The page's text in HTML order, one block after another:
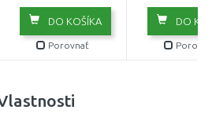
DO KOŠÍKA
Porovnať
DO